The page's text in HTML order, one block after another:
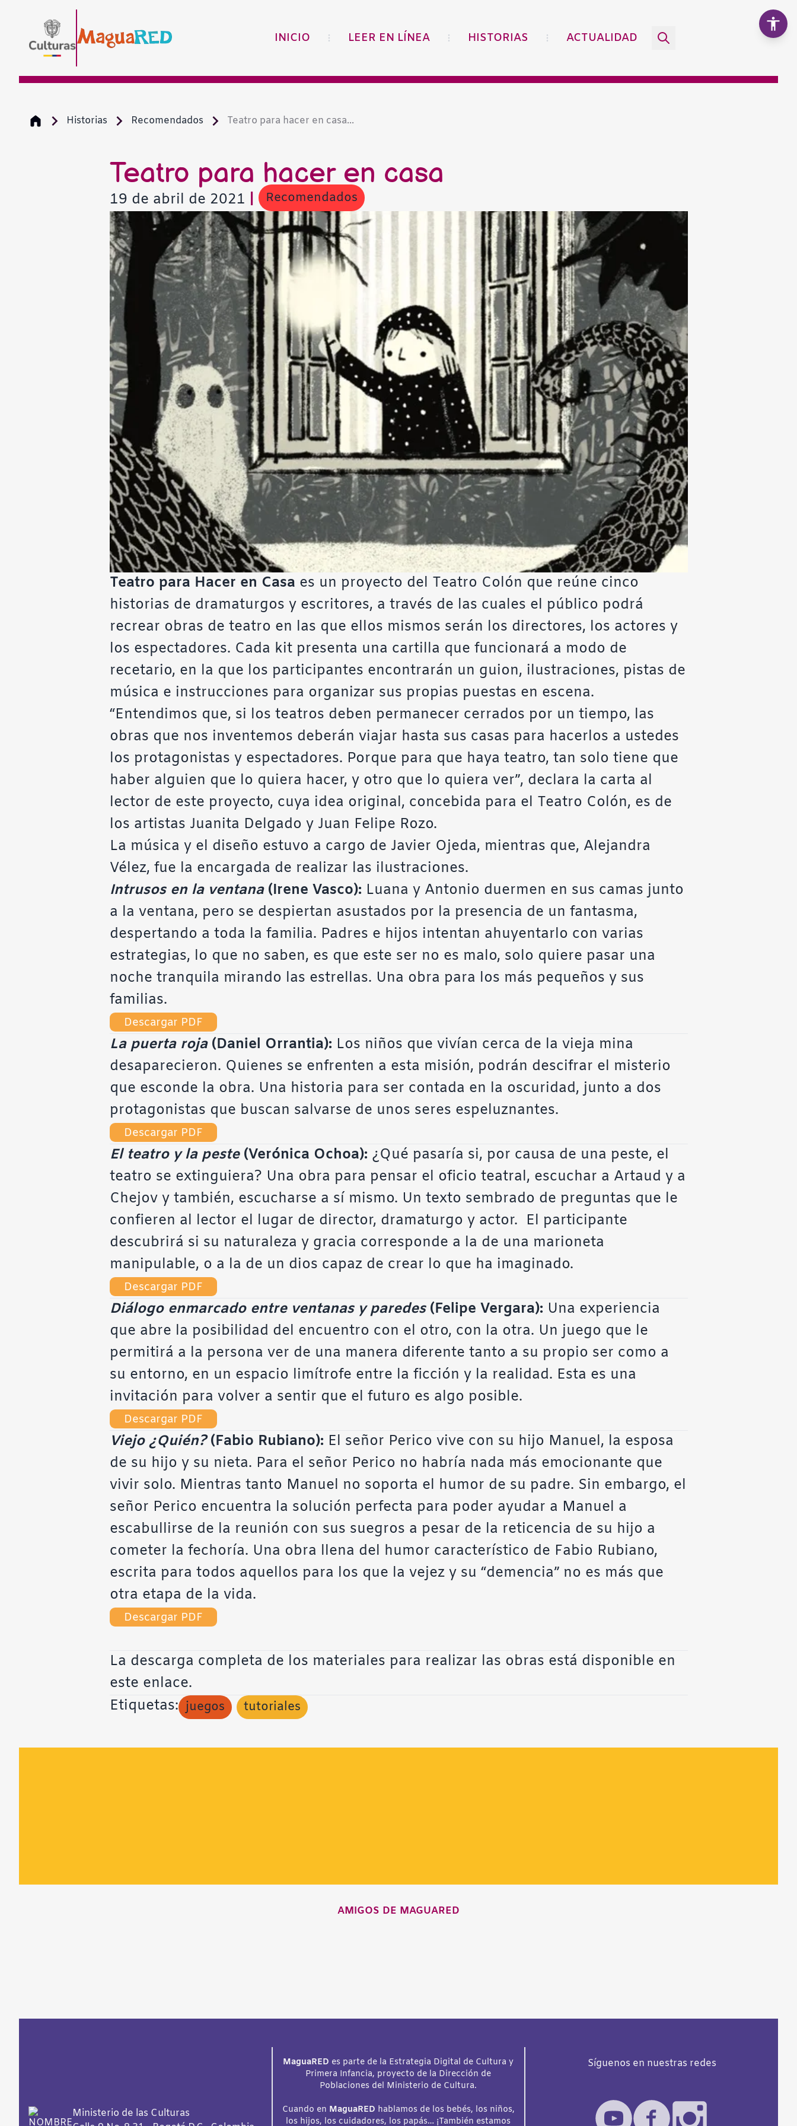
INICIO LEER EN LÍNEA HISTORIAS ACTUALIDAD
Historias Recomendados Teatro para hacer en casa...
Teatro para hacer en casa
19 de abril de 2021 Recomendados
Teatro para Hacer en Casa es un proyecto del Teatro Colón que reúne cinco
historias de dramaturgos y escritores, a través de las cuales el público podrá
recrear obras de teatro en las que ellos mismos serán los directores, los actores y
los espectadores. Cada kit presenta una cartilla que funcionará a modo de
recetario, en la que los participantes encontrarán un guion, ilustraciones, pistas de
música e instrucciones para organizar sus propias puestas en escena.
“Entendimos que, si los teatros deben permanecer cerrados por un tiempo, las
obras que nos inventemos deberán viajar hasta sus casas para hacerlos a ustedes
los protagonistas y espectadores. Porque para que haya teatro, tan solo tiene que
haber alguien que lo quiera hacer, y otro que lo quiera ver”, declara la carta al
lector de este proyecto, cuya idea original, concebida para el Teatro Colón, es de
los artistas Juanita Delgado y Juan Felipe Rozo.
La música y el diseño estuvo a cargo de Javier Ojeda, mientras que, Alejandra
Vélez, fue la encargada de realizar las ilustraciones.
Intrusos en la ventana (Irene Vasco): Luana y Antonio duermen en sus camas junto
a la ventana, pero se despiertan asustados por la presencia de un fantasma,
despertando a toda la familia. Padres e hijos intentan ahuyentarlo con varias
estrategias, lo que no saben, es que este ser no es malo, solo quiere pasar una
noche tranquila mirando las estrellas. Una obra para los más pequeños y sus
familias.
Descargar PDF
La puerta roja (Daniel Orrantia): Los niños que vivían cerca de la vieja mina
desaparecieron. Quienes se enfrenten a esta misión, podrán descifrar el misterio
que esconde la obra. Una historia para ser contada en la oscuridad, junto a dos
protagonistas que buscan salvarse de unos seres espeluznantes.
Descargar PDF
El teatro y la peste (Verónica Ochoa): ¿Qué pasaría si, por causa de una peste, el
teatro se extinguiera? Una obra para pensar el oficio teatral, escuchar a Artaud y a
Chejov y también, escucharse a sí mismo. Un texto sembrado de preguntas que le
confieren al lector el lugar de director, dramaturgo y actor. El participante
descubrirá si su naturaleza y gracia corresponde a la de una marioneta
manipulable, o a la de un dios capaz de crear lo que ha imaginado.
Descargar PDF
Diálogo enmarcado entre ventanas y paredes (Felipe Vergara): Una experiencia
que abre la posibilidad del encuentro con el otro, con la otra. Un juego que le
permitirá a la persona ver de una manera diferente tanto a su propio ser como a
su entorno, en un espacio limítrofe entre la ficción y la realidad. Esta es una
invitación para volver a sentir que el futuro es algo posible.
Descargar PDF
Viejo ¿Quién?(Fabio Rubiano): El señor Perico vive con su hijo Manuel, la esposa
de su hijo y su nieta. Para el señor Perico no habría nada más emocionante que
vivir solo. Mientras tanto Manuel no soporta el humor de su padre. Sin embargo, el
señor Perico encuentra la solución perfecta para poder ayudar a Manuel a
escabullirse de la reunión con sus suegros a pesar de la reticencia de su hijo a
cometer la fechoría. Una obra llena del humor característico de Fabio Rubiano,
escrita para todos aquellos para los que la vejez y su “demencia” no es más que
otra etapa de la vida.
Descargar PDF
La descarga completa de los materiales para realizar las obras está disponible en
este enlace.
Etiquetas: juegos tutoriales
AMIGOS DE MAGUARED
Ministerio de las Culturas
MaguaRED es parte de la Estrategia Digital de Cultura y
Primera Infancia, proyecto de la Dirección de
Poblaciones del Ministerio de Cultura.
Cuando en MaguaRED hablamos de los bebés, los niños,
los hijos, los cuidadores, los papás… ¡También estamos
Síguenos en nuestras redes
Contraste negativo
Subrayar enlaces
Fuente legible
Restablecer